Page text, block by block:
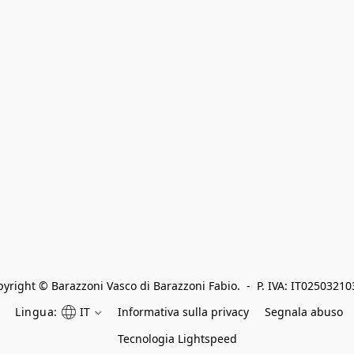
© Barazzoni Vasco di Barazzoni Fabio.  -  P. IVA:
Lingua:
IT Informativa sulla privacy
Segnala abuso
Tecnologia Lightspeed